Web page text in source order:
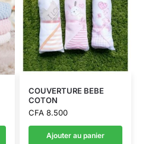
COUVERTURE BEBE
COTON
CFA8.500
Ajouter au panier